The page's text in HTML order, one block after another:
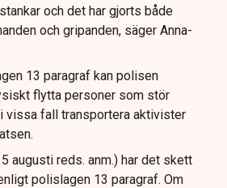
och det har gjorts både
och gripanden, säger Anna-
13 paragraf kan polisen
flytta personer som stör
vissa fall transportera aktivister
augusti reds. anm.) har det skett
polislagen 13 paragraf. Om